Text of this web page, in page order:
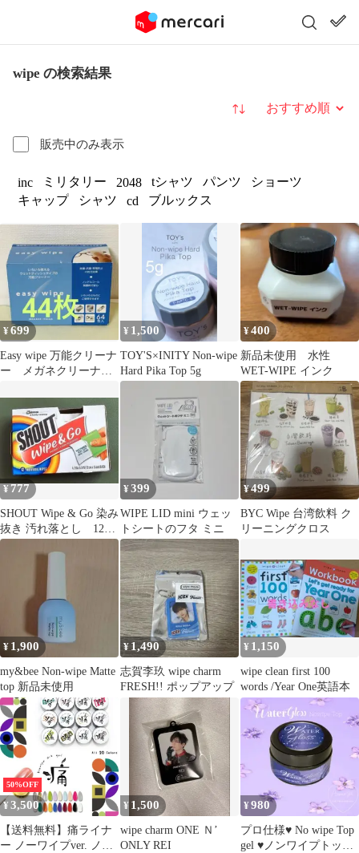
wipe の検索結果
販売中のみ表示
並び替え
inc ミリタリー 2048 tシャツ パンツ
ショーツ
キャップ
シャツ cd ブルックス
¥699
Easy wipe 万能クリーナ
ー メガネクリーナー
¥ 1,500
TOY'S×INITY Non-wipe
Hard Pika Top 5g
¥400
新品未使用 水性
WET-WIPE インク
¥ 777
SHOUT Wipe & Go 染み
抜き 汚れ落とし 12個
入り
¥399
WIPE LID mini ウェッ
トシートのフタ ミニ
¥499
BYC Wipe 台湾飲料 ク
リーニングクロス
¥ 1,900
my&bee Non-wipe Matte
top 新品未使用
¥ 1,490
志賀李玖 wipe charm
FRESH!! ポップアップ
¥ 1,150
wipe clean first 100
words /Year One英語本
50%OFF
¥3,500
【送料無料】痛ライナ
ー ノーワイプver. ノン
¥ 1,500
wipe charm ONE Ｎ’
ONLY REI
¥980
プロ仕様♥ No wipe Top
gel ♥ノンワイプトップ